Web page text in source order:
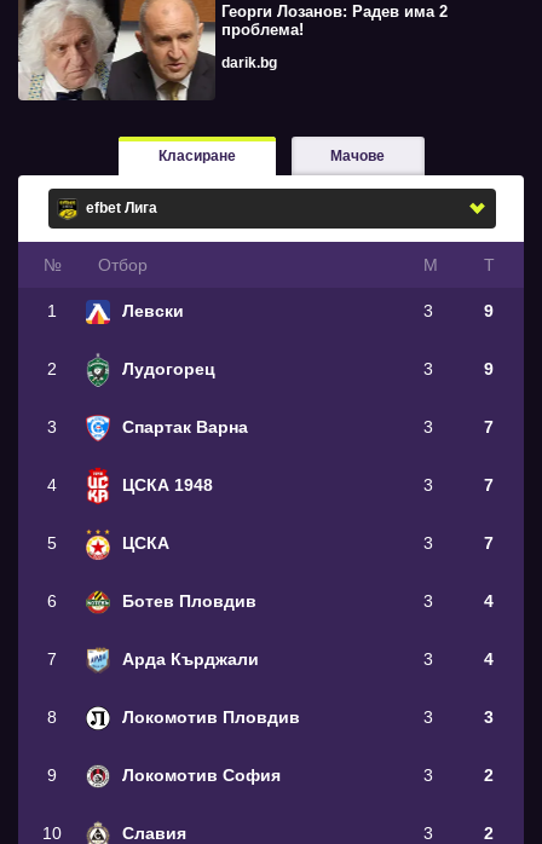
Георги Лозанов: Радев има 2
проблема!
darik.bg
Класиране Мачове
№ Oтбор М Т
1 Левски 3 9
2 Лудогорец 3 9
3 Спартак Варна 3 7
4 ЦСКА 1948 3 7
5 ЦСКА 3 7
6 Ботев Пловдив 3 4
7 Арда Кърджали 3 4
8 Локомотив Пловдив 3 3
9 Локомотив София 3 2
10 Славия 3 2